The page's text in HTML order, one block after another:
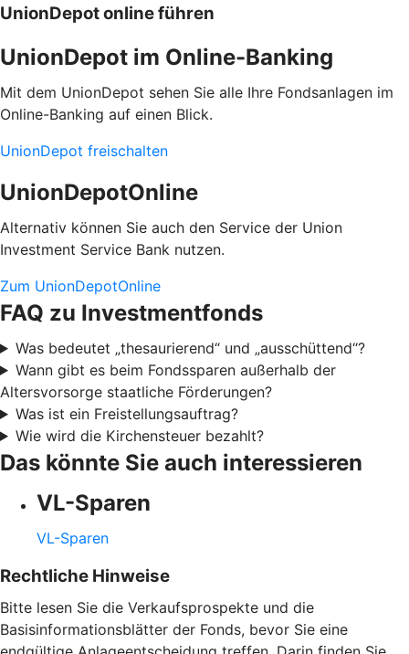
UnionDepot online führen
UnionDepot im Online-Banking
Mit dem UnionDepot sehen Sie alle Ihre Fondsanlagen im
Online-Banking auf einen Blick.
UnionDepot freischalten
UnionDepotOnline
Alternativ können Sie auch den Service der Union
Investment Service Bank nutzen.
Zum UnionDepotOnline
FAQ zu Investmentfonds
Was bedeutet „thesaurierend“ und „ausschüttend“?
Wann gibt es beim Fondssparen außerhalb der
Altersvorsorge staatliche Förderungen?
Was ist ein Freistellungsauftrag?
Wie wird die Kirchensteuer bezahlt?
Das könnte Sie auch interessieren
VL-Sparen
VL-Sparen
Rechtliche Hinweise
Bitte lesen Sie die Verkaufsprospekte und die
Basisinformationsblätter der Fonds, bevor Sie eine